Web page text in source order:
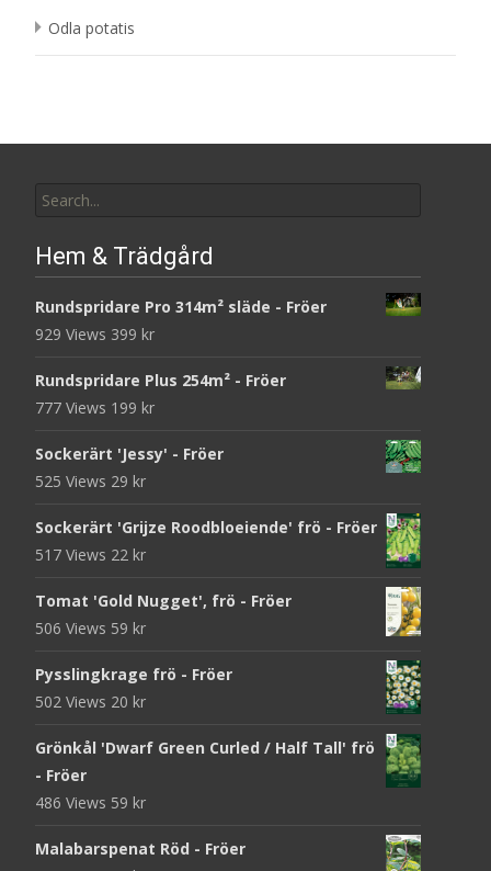
Odla potatis
for:
Hem & Trädgård
Rundspridare Pro 314m² släde - Fröer
929 Views 399 kr
Rundspridare Plus 254m² - Fröer
777 Views 199 kr
Sockerärt 'Jessy' - Fröer
525 Views 29 kr
Sockerärt 'Grijze Roodbloeiende' frö - Fröer
517 Views 22 kr
Tomat 'Gold Nugget', frö - Fröer
506 Views 59 kr
Pysslingkrage frö - Fröer
502 Views 20 kr
Grönkål 'Dwarf Green Curled / Half Tall' frö
- Fröer
486 Views 59 kr
Malabarspenat Röd - Fröer